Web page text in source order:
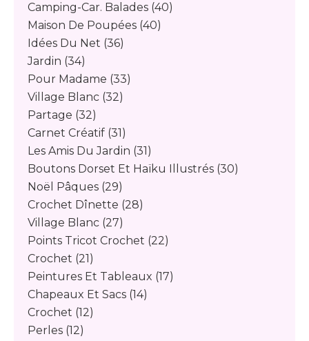
Camping-Car. Balades (40)
Maison De Poupées (40)
Idées Du Net (36)
Jardin (34)
Pour Madame (33)
Village Blanc (32)
Partage (32)
Carnet Créatif (31)
Les Amis Du Jardin (31)
Boutons Dorset Et Haïku Illustrés (30)
Noël Pâques (29)
Crochet Dînette (28)
Village Blanc (27)
Points Tricot Crochet (22)
Crochet (21)
Peintures Et Tableaux (17)
Chapeaux Et Sacs (14)
Crochet (12)
Perles (12)